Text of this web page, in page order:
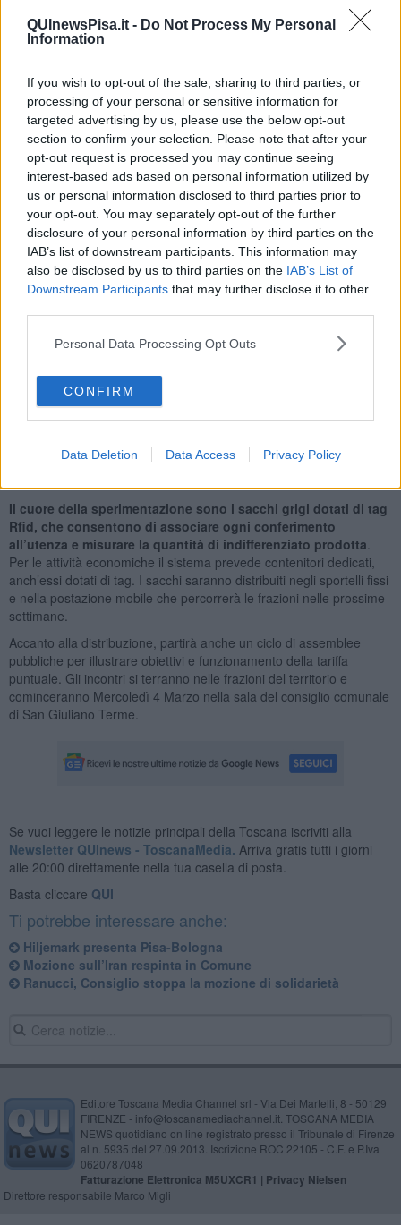
QUInewsPisa.it - Do Not Process My Personal
Information
If you wish to opt-out of the sale, sharing to third parties, or
processing of your personal or sensitive information for
targeted advertising by us, please use the below opt-out
section to confirm your selection. Please note that after your
opt-out request is processed you may continue seeing
interest-based ads based on personal information utilized by
us or personal information disclosed to third parties prior to
your opt-out. You may separately opt-out of the further
disclosure of your personal information by third parties on the
IAB’s list of downstream participants. This information may
also be disclosed by us to third parties on the IAB’s List of
Downstream Participants that may further disclose it to other
Personal Data Processing Opt Outs
CONFIRM
Data Deletion Data Access Privacy Policy
Il sindaco Matteo Cecchelli ha spiegato che "è basata su un
principio di equità: chi produce meno rifiuto non riciclabile
perché, come accade nei comuni che già utilizzano questo metodo,
la riduzione della frazione indifferenziata permette di contenere i
costi di smaltimento e porta benefici all’ambiente e alla comunità.
San Giuliano Terme parte da un livello già alto: nel 2025 la
differenziata ha raggiunto il 71,5% . Cecchelli ha sottolineato che
il traguardo non basta e che la sfida ora è far crescere
ulteriormente questo dato. "Abbiamo a cuore il futuro del pianeta e
quello dei nostri figli" ha detto, ricordando che cambiare abitudini
richiede tempo ma che una volta modificate "tornare indietro è
molto più complicato".
Il nuovo sistema entrerà a regime dal 2027, ma da Marzo si
. L’assessore all’ambiente Filippo
Pancrazzi
ha spiegato che "ci siamo presi un periodo di otto mesi, da qui a
fine anno, come sperimentazione, per informare e dialogare con
cittadini e testare concretamente le modalità di attuazione". Ha
bolletta calcolata con il nuovo metodo: "non ci sarà da pagare
assolutamente nulla", ma servirà a capire cosa cambia e come
Il cuore della sperimentazione sono i sacchi grigi dotati di tag
Rfid, che consentono di associare ogni conferimento
all’utenza e misurare la quantità di indifferenziato prodotta
Per le attività economiche il sistema prevede contenitori dedicati,
anch’essi dotati di tag. I sacchi saranno distribuiti negli sportelli fissi
e nella postazione mobile che percorrerà le frazioni nelle prossime
settimane.
Accanto alla distribuzione, partirà anche un ciclo di assemblee
pubbliche per illustrare obiettivi e funzionamento della tariffa
puntuale. Gli incontri si terranno nelle frazioni del territorio e
cominceranno Mercoledì 4 Marzo nella sala del consiglio comunale
di San Giuliano Terme.
Se vuoi leggere le notizie principali della Toscana iscriviti alla
Newsletter QUInews - ToscanaMedia. Arriva gratis tutti i giorni
alle 20:00 direttamente nella tua casella di posta.
Basta cliccare QUI
Ti potrebbe interessare anche:
Hiljemark presenta Pisa-Bologna
Mozione sull’Iran respinta in Comune
Ranucci, Consiglio stoppa la mozione di solidarietà
Editore Toscana Media Channel srl - Via Dei Martelli, 8 - 50129
FIRENZE - info@toscanamediachannel.it. TOSCANA MEDIA
NEWS quotidiano on line registrato presso il Tribunale di Firenze
al n. 5935 del 27.09.2013. Iscrizione ROC 22105 - C.F. e P.Iva
0620787048
Fatturazione Elettronica M5UXCR1 | Privacy Nielsen
Direttore responsabile Marco Migli